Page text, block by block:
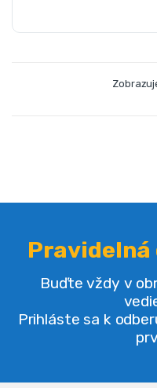
Pravidelná
Buďte vždy v
Prihláste sa k